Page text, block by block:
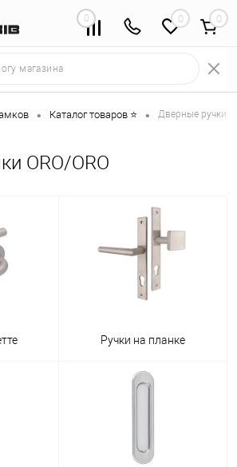
0 0
• Каталог товаров ⭐ • Дверные ручки
ORO/ORO
Ручки на планке